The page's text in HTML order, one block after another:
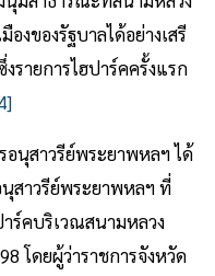
งของรัฐบาลได้อย่างเสรี
รายการไฮปาร์คครั้งแรก
อนุสาวรีย์พระยาพหลฯ ได้
สาวรีย์พระยาพหลฯ ที่
าร์คบริเวณสนามหลวง
โดยผู้ว่าราชการจังหวัด